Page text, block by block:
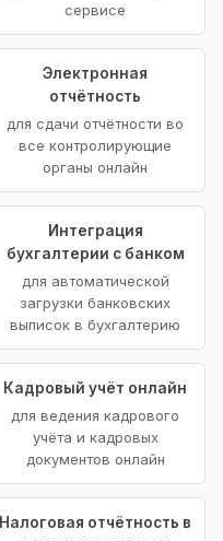
сервисе
Электронная
отчётность
для сдачи отчётности во
все контролирующие
органы онлайн
Интеграция
бухгалтерии с банком
для автоматической
загрузки банковских
выписок в бухгалтерию
Кадровый учёт онлайн
для ведения кадрового
учёта и кадровых
документов онлайн
Налоговая отчётность в